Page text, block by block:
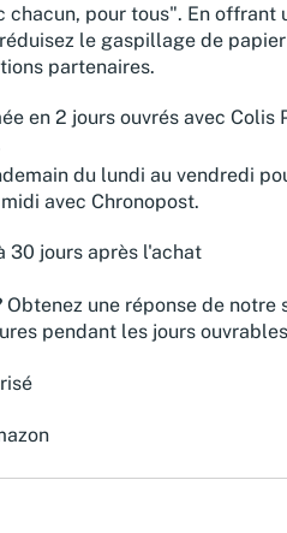
chacun, pour tous". En offrant
le gaspillage de
partenaires.
en 2 jours ouvrés avec Colis
du lundi au vendredi
avec Chronopost.
30 jours après l'achat
Obtenez une réponse de notre
pendant les jours